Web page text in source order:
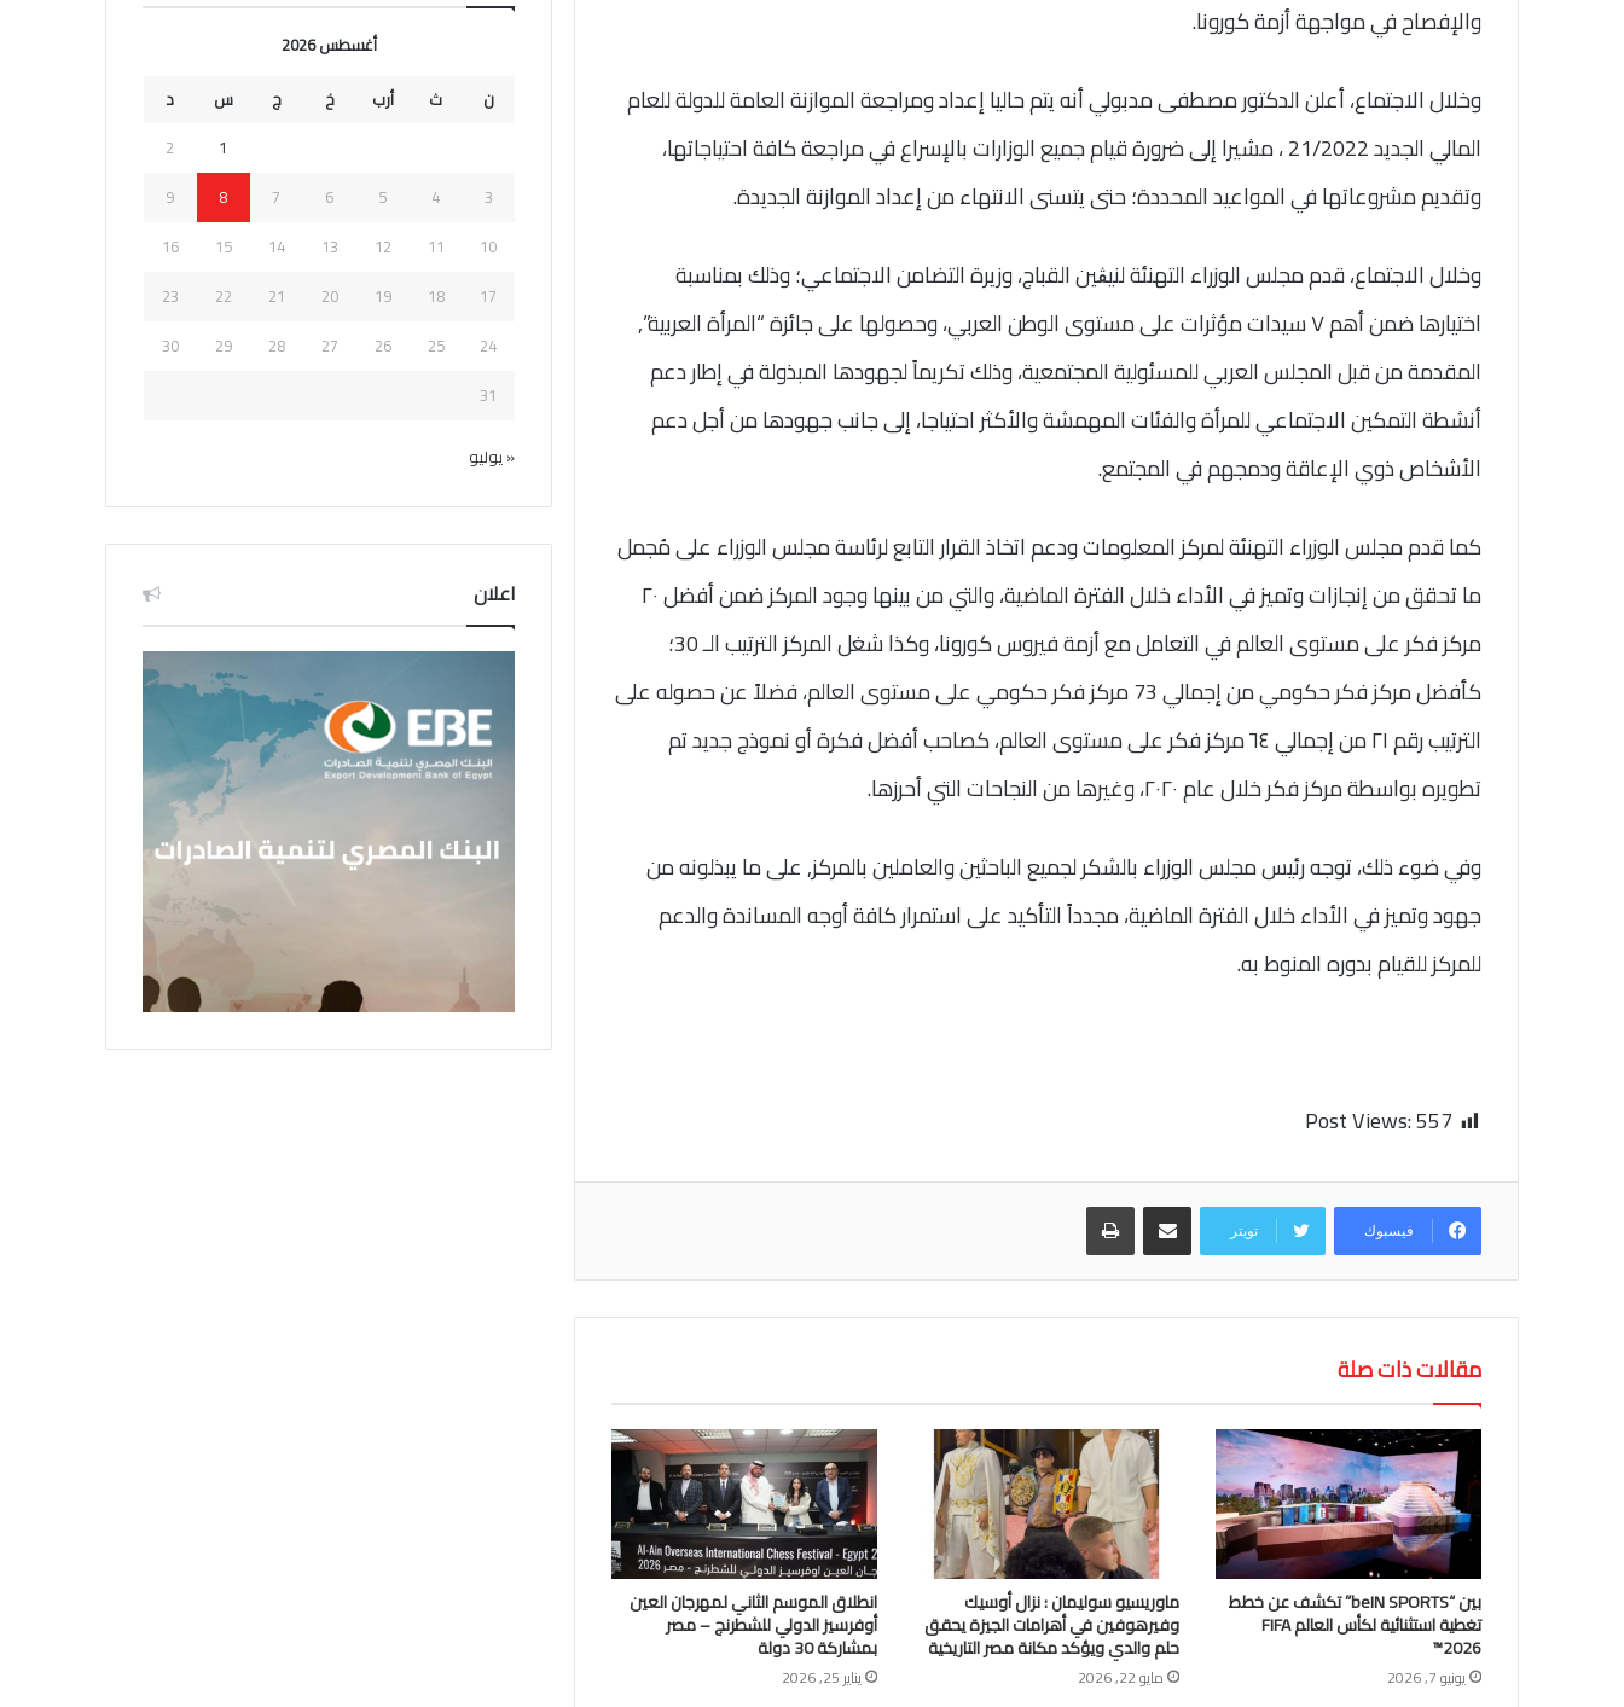
والإفصاح في مواجهة أزمة كورونا.
وخلال الاجتماع، أعلن الدكتور مصطفى مدبولي أنه يتم حاليا إعداد ومراجعة الموازنة العامة للدولة للعام
المالي الجديد 21/2022 ، مشيرا إلى ضرورة قيام جميع الوزارات بالإسراع في مراجعة كافة احتياجاتها،
وتقديم مشروعاتها في المواعيد المحددة؛ حتى يتسنى الانتهاء من إعداد الموازنة الجديدة.
وخلال الاجتماع، قدم مجلس الوزراء التهنئة لنيڨين القباج، وزيرة التضامن الاجتماعي؛ وذلك بمناسبة
اختيارها ضمن أهم ٧ سيدات مؤثرات على مستوى الوطن العربي، وحصولها على جائزة “المرأة العربية”,
المقدمة من قبل المجلس العربي للمسئولية المجتمعية، وذلك تكريماً لجهودها المبذولة في إطار دعم
أنشطة التمكين الاجتماعي للمرأة والفئات المهمشة والأكثر احتياجا، إلى جانب جهودها من أجل دعم
الأشخاص ذوي الإعاقة ودمجهم في المجتمع.
كما قدم مجلس الوزراء التهنئة لمركز المعلومات ودعم اتخاذ القرار التابع لرئاسة مجلس الوزراء على مُجمل
ما تحقق من إنجازات وتميز في الأداء خلال الفترة الماضية، والتي من بينها وجود المركز ضمن أفضل ٢٠
مركز فكر على مستوى العالم في التعامل مع أزمة فيروس كورونا، وكذا شغل المركز الترتيب الـ 30؛
كأفضل مركز فكر حكومي من إجمالي 73 مركز فكر حكومي على مستوى العالم، فضلاً عن حصوله على
الترتيب رقم ٢١ من إجمالي ٦٤ مركز فكر على مستوى العالم، كصاحب أفضل فكرة أو نموذج جديد تم
تطويره بواسطة مركز فكر خلال عام ٢٠٢٠، وغيرها من النجاحات التي أحرزها.
وفي ضوء ذلك، توجه رئيس مجلس الوزراء بالشكر لجميع الباحثين والعاملين بالمركز, على ما يبذلونه من
جهود وتميز في الأداء خلال الفترة الماضية، مجدداً التأكيد على استمرار كافة أوجه المساندة والدعم
للمركز للقيام بدوره المنوط به.
Post Views:557
فيسبوك تويتر
مقالات ذات صلة
بين “beIN SPORTS” تكشف عن خطط
تغطية استثنائية لكأس العالم FIFA
2026™
يونيو 7, 2026
ماوريسيو سوليمان : نزال أوسيك
وفيرهوفين في أهرامات الجيزة يحقق
حلم والدي ويؤكد مكانة مصر التاريخية
مايو 22, 2026
انطلاق الموسم الثاني لمهرجان العين
أوفرسيز الدولي للشطرنج – مصر
بمشاركة 30 دولة
يناير 25, 2026
أغسطس 2026
ن
ث أرب خ ج س
د
1
2
3
4
5
6
7
8
9
10
11
12
13
14
15
16
17
18
19
20
21
22
23
24
25
26
27
28
29
30
31
« يوليو
اعلان